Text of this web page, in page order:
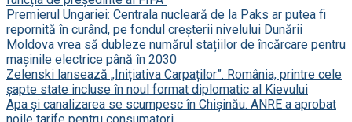
Premierul Ungariei: Centrala nucleară de la Paks ar putea fi
repornită în curând, pe fondul creșterii nivelului Dunării
Moldova vrea să dubleze numărul stațiilor de încărcare pentru
mașinile electrice până în 2030
Zelenski lansează „Inițiativa Carpaților”. România, printre cele
șapte state incluse în noul format diplomatic al Kievului
Apa și canalizarea se scumpesc în Chișinău. ANRE a aprobat
noile tarife pentru consumatori